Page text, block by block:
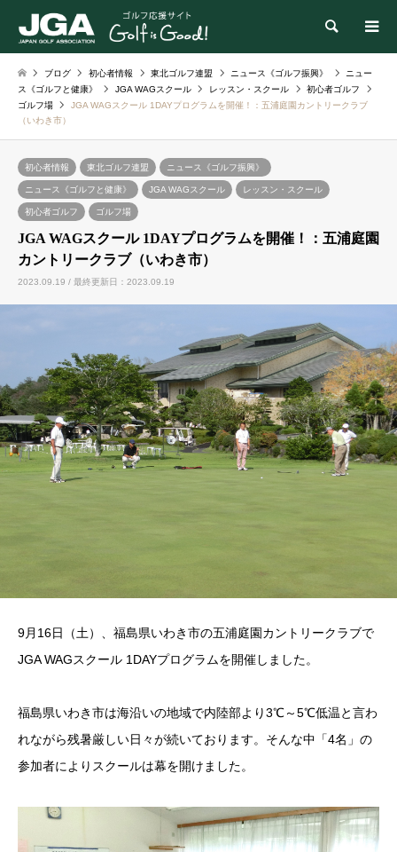
検索
ブログ 初心者情報 東北ゴルフ連盟 ニュース《ゴルフ振興》
ニュー
ス《ゴルフと健康》
JGA WAGスクール レッスン・スクール
初心者ゴルフ
ゴルフ場
JGA WAGスクール 1DAYプログラムを開催！：五浦庭園カントリークラブ
（いわき市）
初心者情報 東北ゴルフ連盟 ニュース《ゴルフ振興》
ニュース《ゴルフと健康》 JGA WAGスクール レッスン・スクール
初心者ゴルフ ゴルフ場
JGA WAGスクール 1DAYプログラムを開催！：五浦庭園
カントリークラブ（いわき市）
2023.09.19 / 最終更新日：2023.09.19
9月16日（土）、福島県いわき市の五浦庭園カントリークラブで
JGA WAGスクール 1DAYプログラムを開催しました。
福島県いわき市は海沿いの地域で内陸部より3℃～5℃低温と言わ
れながら残暑厳しい日々が続いております。そんな中「4名」の
参加者によりスクールは幕を開けました。